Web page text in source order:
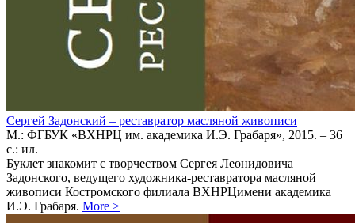
Сергей Задонский – реставратор масляной живописи
М.: ФГБУК «ВХНРЦ им. академика И.Э. Грабаря», 2015. – 36
с.: ил.
Буклет знакомит с творчеством Сергея Леонидовича
Задонского, ведущего художника-реставратора масляной
живописи Костромского филиала ВХНРЦимени академика
И.Э. Грабаря. More >